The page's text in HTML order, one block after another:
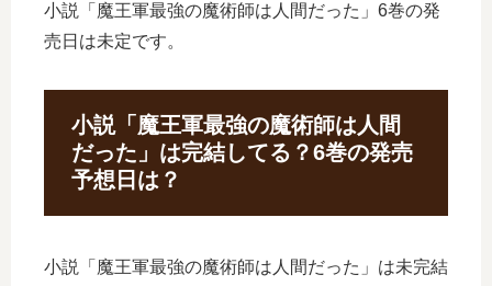
小説「魔王軍最強の魔術師は人間だった」6巻の発
売日は未定です。
小説「魔王軍最強の魔術師は人間
だった」は完結してる？6巻の発売
予想日は？
小説「魔王軍最強の魔術師は人間だった」は未完結